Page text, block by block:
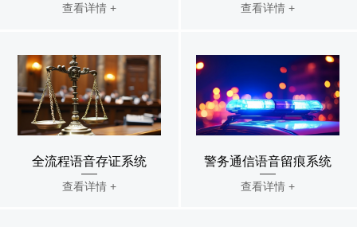
查看详情 + 查看详情 +
全流程语音存证系统
查看详情 +
警务通信语音留痕系统
查看详情 +